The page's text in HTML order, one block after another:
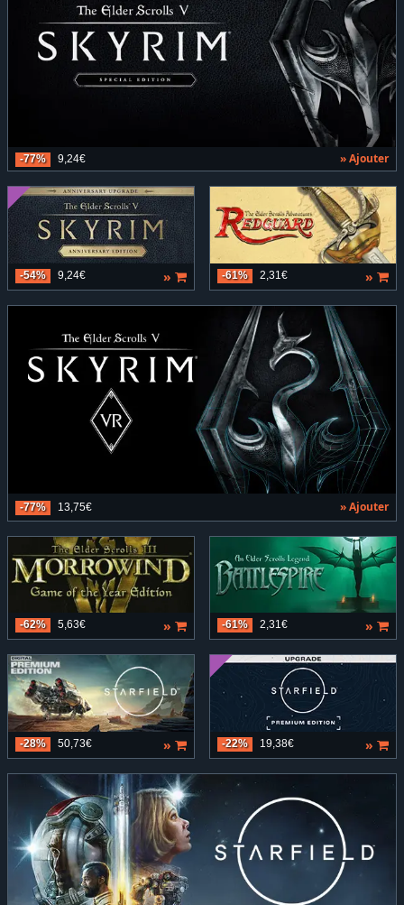
-77% 9,24€ » Ajouter
-54% 9,24€ » -61% 2,31€ »
-77% 13,75€ » Ajouter
-62% 5,63€ » -61% 2,31€ »
-28% 50,73€ » -22% 19,38€ »